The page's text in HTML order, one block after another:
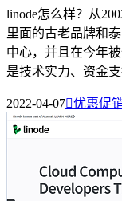
linode怎么样？从
里面的古老品牌和
中心，并且在今年
是技术实力、资金
2022-04-07优惠促